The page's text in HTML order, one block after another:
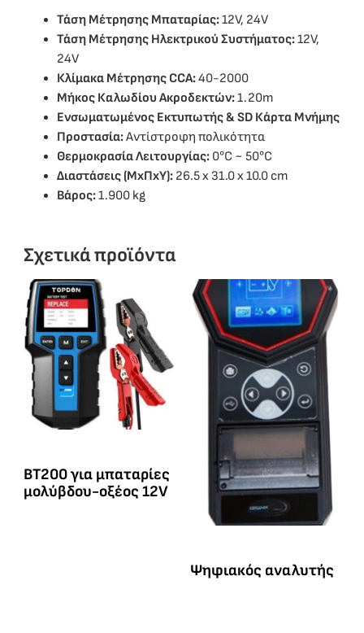
Τάση Μέτρησης Μπαταρίας:12V, 24V
Τάση Μέτρησης Ηλεκτρικού Συστήματος:12V,
24V
Κλίμακα Μέτρησης CCA:40-2000
Μήκος Καλωδίου Ακροδεκτών:1.20m
Ενσωματωμένος Εκτυπωτής & SD Κάρτα Μνήμης
Προστασία:Αντίστροφη πολικότητα
Θερμοκρασία Λειτουργίας: 0°C ~ 50°C
Διαστάσεις (ΜxΠxΥ): 26.5 x 31.0 x 10.0 cm
Βάρος:1.900 kg
Σχετικά προϊόντα
BT200 για μπαταρίες
μολύβδου-οξέος 12V
Ψηφιακός αναλυτής